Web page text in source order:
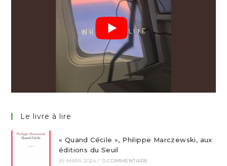
Le livre à lire
« Quand Cécile », Philippe Marczewski, aux
éditions du Seuil
25 MARS 2024 / 0 COMMENTAIRE